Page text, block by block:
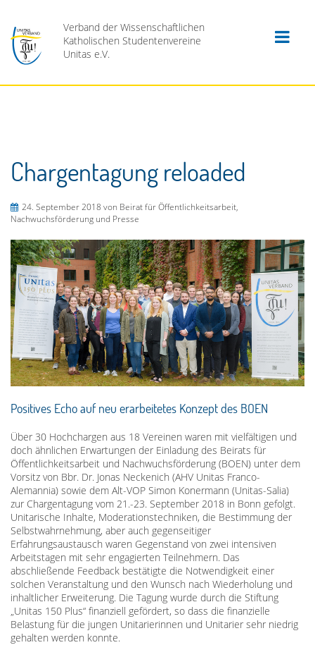
Verband der Wissenschaftlichen
Katholischen Studentenvereine
Unitas e.V.
Chargentagung reloaded
24. September 2018 von Beirat für Öffentlichkeitsarbeit,
Nachwuchsförderung und Presse
Positives Echo auf neu erarbeitetes Konzept des BOEN
Über 30 Hochchargen aus 18 Vereinen waren mit vielfältigen und
doch ähnlichen Erwartungen der Einladung des Beirats für
Öffentlichkeitsarbeit und Nachwuchsförderung (BOEN) unter dem
Vorsitz von Bbr. Dr. Jonas Neckenich (AHV Unitas Franco-
Alemannia) sowie dem Alt-VOP Simon Konermann (Unitas-Salia)
zur Chargentagung vom 21.-23. September 2018 in Bonn gefolgt.
Unitarische Inhalte, Moderationstechniken, die Bestimmung der
Selbstwahrnehmung, aber auch gegenseitiger
Erfahrungsaustausch waren Gegenstand von zwei intensiven
Arbeitstagen mit sehr engagierten Teilnehmern. Das
abschließende Feedback bestätigte die Notwendigkeit einer
solchen Veranstaltung und den Wunsch nach Wiederholung und
inhaltlicher Erweiterung. Die Tagung wurde durch die Stiftung
„Unitas 150 Plus“ finanziell gefördert, so dass die finanzielle
Belastung für die jungen Unitarierinnen und Unitarier sehr niedrig
gehalten werden konnte.